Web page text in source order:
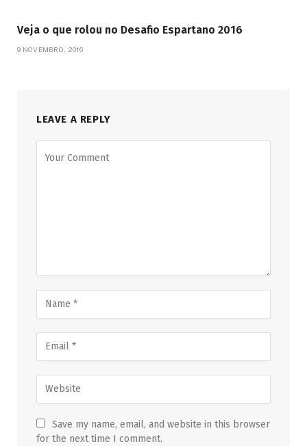
Veja o que rolou no Desafio Espartano 2016
9 NOVEMBRO, 2016
LEAVE A REPLY
Save my name, email, and website in this browser
for the next time I comment.